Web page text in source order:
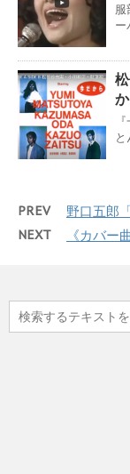
服
ー
か
PREV 野口五郎
NEXT 《カバー